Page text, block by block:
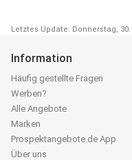
Letztes Update: Donnerstag, 30.
Information
Häufig gestellte Fragen
Werben?
Alle Angebote
Marken
Prospektangebote.de App
Über uns